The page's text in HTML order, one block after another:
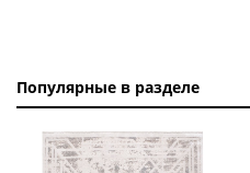
Популярные в разделе